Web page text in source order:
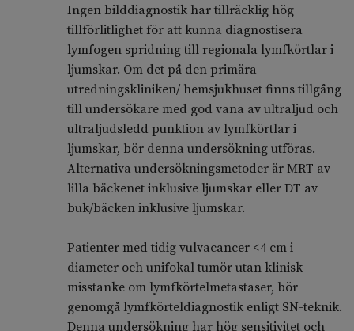
Ingen bilddiagnostik har tillräcklig hög
tillförlitlighet för att kunna diagnostisera
lymfogen spridning till regionala lymfkörtlar i
ljumskar. Om det på den primära
utredningskliniken/ hemsjukhuset finns tillgång
till undersökare med god vana av ultraljud och
ultraljudsledd punktion av lymfkörtlar i
ljumskar, bör denna undersökning utföras.
Alternativa undersökningsmetoder är MRT av
lilla bäckenet inklusive ljumskar eller DT av
buk/bäcken inklusive ljumskar.
Patienter med tidig vulvacancer <4 cm i
diameter och unifokal tumör utan klinisk
misstanke om lymfkörtelmetastaser, bör
genomgå lymfkörteldiagnostik enligt SN-teknik.
Denna undersökning har hög sensitivitet och